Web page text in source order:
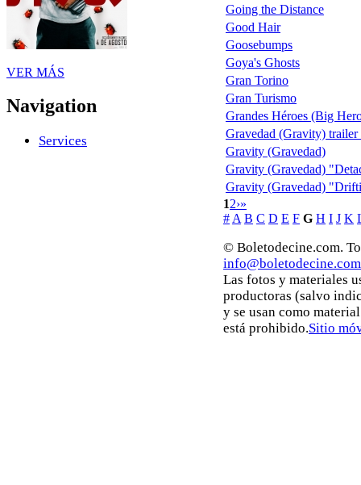
VER MÁS
Navigation
Services
Going the Distance
Good Hair
Goosebumps
Goya's Ghosts
Gran Torino
Gran Turismo
Grandes Héroes (Big
Gravedad (Gravity) trailer
Gravity (Gravedad)
Gravity (Gravedad)
Gravity (Gravedad)
12›»
# A B C D E F G H I J K
© Boletodecine.com.
info@boletodecine.com
Las fotos y materiales
productoras (salvo
y se usan como
está prohibido.Sitio